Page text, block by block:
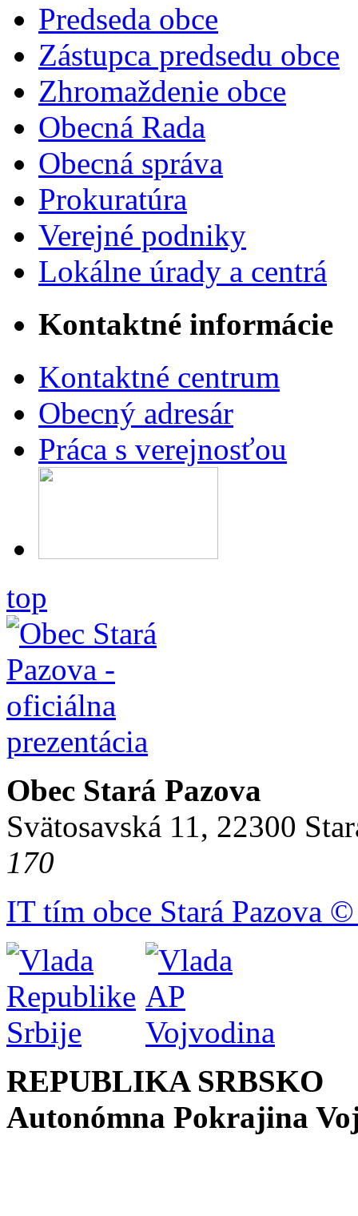
Predseda obce
Zástupca predsedu obce
Zhromaždenie obce
Obecná Rada
Obecná správa
Prokuratúra
Verejné podniky
Lokálne úrady a centrá
Kontaktné informácie
Kontaktné centrum
Obecný adresár
Práca s verejnosťou
top
Obec Stará Pazova
Svätosavská 11, 22300
170
IT tím obce Stará Pazova
REPUBLIKA SRBSKO
Autonómna Pokrajina